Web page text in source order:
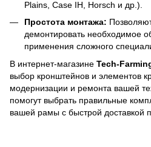
Plains, Case IH, Horsch и др.).
Простота монтажа:
демонтировать необходимое
применения сложного
В интернет-магазине Tech-
выбор кронштейнов и элементов
модернизации и ремонта вашей
помогут выбрать правильные
вашей рамы с быстрой доставкой